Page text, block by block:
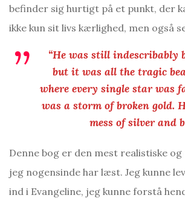
befinder sig hurtigt på et punkt, der
ikke kun sit livs kærlighed, men også
“He was still indescribably
but it was all the tragic
where every single star was
was a storm of broken gold.
mess of silver and
Denne bog er den mest realistiske og
jeg nogensinde har læst. Jeg kunne
ind i Evangeline, jeg kunne forstå